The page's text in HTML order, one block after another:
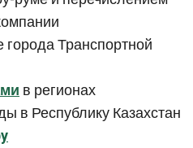
Транспортной
в регионах
в Республику Казахстан